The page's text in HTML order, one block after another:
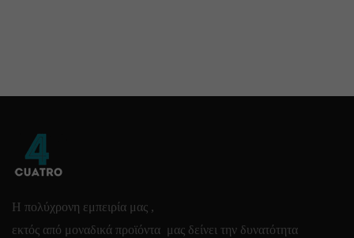
Η πολύχρονη εμπειρία μας ,
εκτός από μοναδικά προϊόντα μας δείνει την δυνατότητα